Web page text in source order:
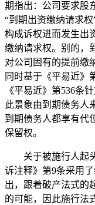
期指出：公司要求股
“到期出资缴纳请求
构成诉权进而发生出
缴纳请求权。别的，
对公司固有的提前缴
同时基于《平易近》
《平易近》第536条
此景象由到期债务人
到期债务人都享有代
保留权。
关于被施行人起头
诉注释》第9条采用
出，跟着破产法式的
的可能，因此施行法